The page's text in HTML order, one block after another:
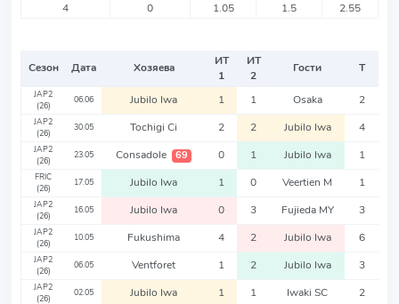
4
0 1.05 1.5 2.55
Сезон Дата Хозяева
ИТ
1
ИТ
2
Гости Т
JAP2
(26)
06.06 Jubilo Iwa 1 1 Osaka 2
JAP2
(26)
30.05 Tochigi Ci 2 2 Jubilo Iwa 4
JAP2
(26)
23.05 Consadole 69 0 1 Jubilo Iwa 1
FRIC
(26)
17.05 Jubilo Iwa 1 0 Veertien M 1
JAP2
(26)
16.05 Jubilo Iwa 0 3 Fujieda MY 3
JAP2
(26)
10.05 Fukushima 4 2 Jubilo Iwa 6
JAP2
(26)
06.05 Ventforet 1 2 Jubilo Iwa 3
JAP2
(26)
02.05 Jubilo Iwa 1 1 Iwaki SC 2